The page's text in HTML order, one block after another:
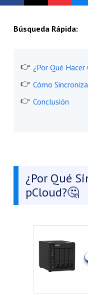
Empezar
Búsqueda Rápida:
¿Por Qué
Cómo
Conclusión
¿Por Qué
pCloud?🤔​